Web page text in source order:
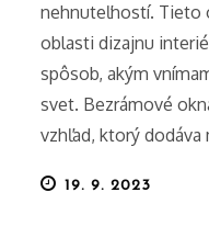
nehnuteľností. Tieto
oblasti dizajnu
spôsob, akým
svet. Bezrámové
vzhľad, ktorý
Posted
19. 9. 2023